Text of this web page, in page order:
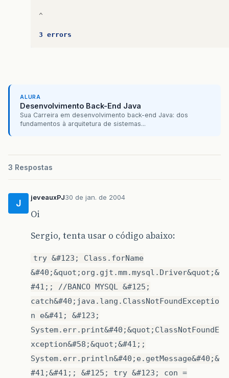
^
3 errors
ALURA
Desenvolvimento Back-End Java
Sua Carreira em desenvolvimento back-end Java: dos
fundamentos à arquitetura de sistemas...
3 Respostas
J
jeveauxPJ30 de jan. de 2004
Oi
Sergio, tenta usar o código abaixo:
try &#123; Class.forName
&#40;&quot;org.gjt.mm.mysql.Driver&quot;&
#41;; //BANCO MYSQL &#125;
catch&#40;java.lang.ClassNotFoundExceptio
n e&#41; &#123;
System.err.print&#40;&quot;ClassNotFoundE
xception&#58;&quot;&#41;;
System.err.println&#40;e.getMessage&#40;&
#41;&#41;; &#125; try &#123; con =